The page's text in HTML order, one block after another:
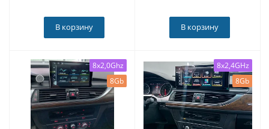
В корзину В корзину
8x2,0Ghz
8Gb
8x2,4GHz
8Gb